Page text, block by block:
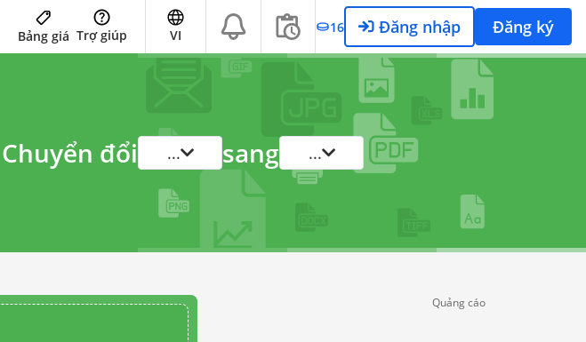
Bảng giá Trợ giúp VI 16 Đăng nhập Đăng ký
Chuyển đổi ... sang ...
Quảng cáo